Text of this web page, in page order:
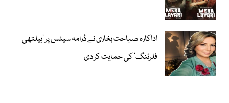
اداکارہ صباحت بخاری نے ڈرامہ سیٹس پر ’ہیلتھی
فلرٹنگ‘ کی حمایت کر دی